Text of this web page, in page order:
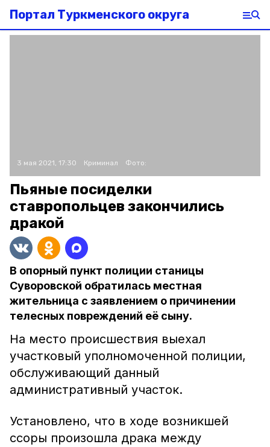
Портал Туркменского округа
3 мая 2021, 17:30 Криминал Фото:
Пьяные посиделки
ставропольцев закончились
дракой
В опорный пункт полиции станицы
Суворовской обратилась местная
жительница с заявлением о причинении
телесных повреждений её сыну.
На место происшествия выехал
участковый уполномоченной полиции,
обслуживающий данный
административный участок.
Установлено, что в ходе возникшей
ссоры произошла драка между